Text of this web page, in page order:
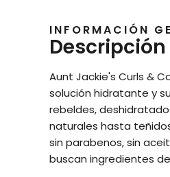
INFORMACIÓN
Descripción
Aunt Jackie's Curls &
solución hidratante y
rebeldes,
naturales hasta
sin parabenos, sin
buscan ingredientes